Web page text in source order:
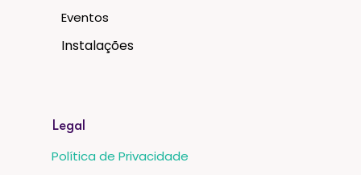
Eventos
Instalações
Legal
Política de Privacidade